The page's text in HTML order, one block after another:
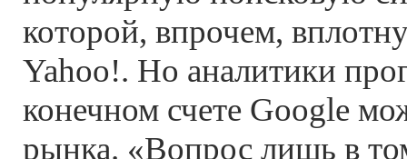
которой, впрочем,
Yahoo!. Но аналитики
конечном счете Google
рынка. «Вопрос лишь в